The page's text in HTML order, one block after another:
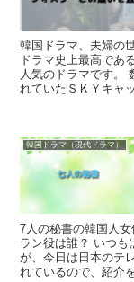
韓国ドラマ、夫婦の
ドラマ史上最高であ
人気のドラマです。
れていたＳＫＹキャ
韓国ドラマ（現代ドラマ）
7人の秘書の韓国人
ラン役は誰？ いつも
が、今日は日本のテ
れているので、紹介